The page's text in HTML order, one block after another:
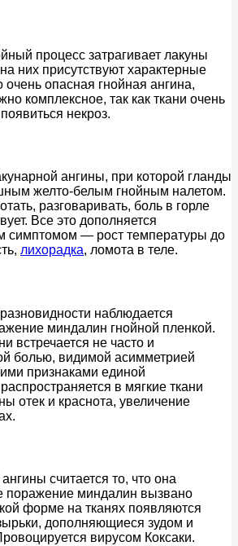
процесс затрагивает лакуны
них присутствуют характерные
опасная гнойная ангина,
комплексное, так как ткани очень
некроз.
ангины, при которой гланды
желто-белым гнойным налетом.
разговаривать, боль в горле
Все это дополняется
симптомом — рост температуры до
лихорадка, ломота в теле.
наблюдается
миндалин гнойной пленкой.
встречается не часто и
болью, видимой асимметрией
признаками единой
в мягкие ткани
отек и краснота, увеличение
считается то, что она
поражение миндалин вызвано
форме на тканях появляются
дополняющиеся зудом и
вирусом Коксаки.